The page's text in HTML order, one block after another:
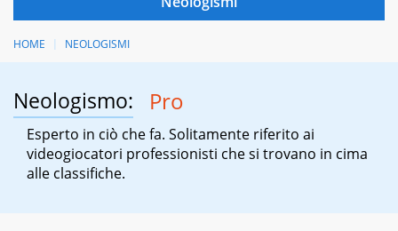
HOME NEOLOGISMI
Neologismo: Pro
Esperto in ciò che fa. Solitamente riferito ai
videogiocatori professionisti che si trovano in cima
alle classifiche.